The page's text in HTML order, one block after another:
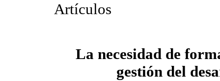
Artículos
La necesidad de
gestión del